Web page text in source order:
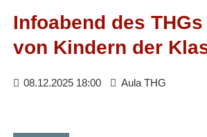
Feed
Infoabend des
von Kindern der
08.12.2025 18:00 Aula THG